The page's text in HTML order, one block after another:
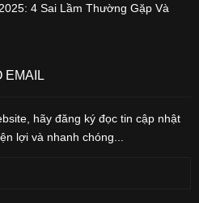
4 Sai Lầm Thường Gặp Và
EMAIL
hãy đăng ký đọc tin cập nhật
lợi và nhanh chóng...